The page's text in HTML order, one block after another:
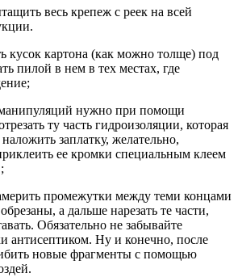
весь крепеж с реек на всей
кусок картона (как можно толще) под
пилой в нем в тех местах, где
нужно при помощи
ту часть гидроизоляции, которая
заплатку, желательно,
ее кромки специальным клеем
промежутки между теми концами
а дальше нарезать те части,
Обязательно не забывайте
антисептиком. Ну и конечно, после
новые фрагменты с помощью